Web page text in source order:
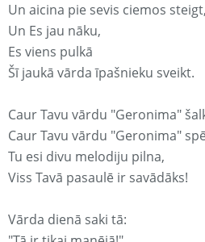
Un aicina pie sevis ciemos steigt,
Un Es jau nāku,
Es viens pulkā
Šī jaukā vārda īpašnieku sveikt.
Caur Tavu vārdu "Geronima"
Caur Tavu vārdu "Geronima"
Tu esi divu melodiju pilna,
Viss Tavā pasaulē ir savādāks!
Vārda dienā saki tā: